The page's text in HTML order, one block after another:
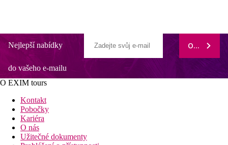
Nejlepší nabídky
do vašeho e-mailu
ODEBÍRAT
O EXIM tours
Kontakt
Pobočky
Kariéra
O nás
Užitečné dokumenty